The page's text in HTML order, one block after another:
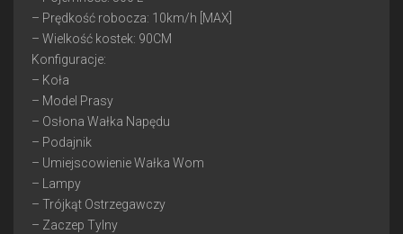
– Prędkość robocza: 10km/h [MAX]
– Wielkość kostek: 90CM
Konfiguracje:
– Koła
– Model Prasy
– Osłona Wałka Napędu
– Podajnik
– Umiejscowienie Wałka Wom
– Lampy
– Trójkąt Ostrzegawczy
– Zaczep Tylny